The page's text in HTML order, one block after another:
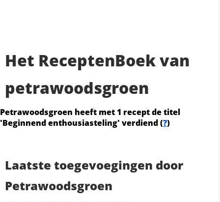
Het ReceptenBoek van
petrawoodsgroen
Petrawoodsgroen heeft met 1 recept de titel
'Beginnend enthousiasteling' verdiend (?)
Laatste toegevoegingen door
Petrawoodsgroen